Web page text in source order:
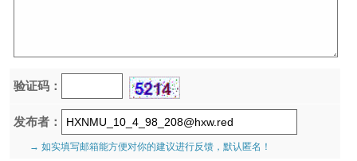
验证码：
发布者：
→ 如实填写邮箱能方便对你的建议进行反馈，默认匿名！